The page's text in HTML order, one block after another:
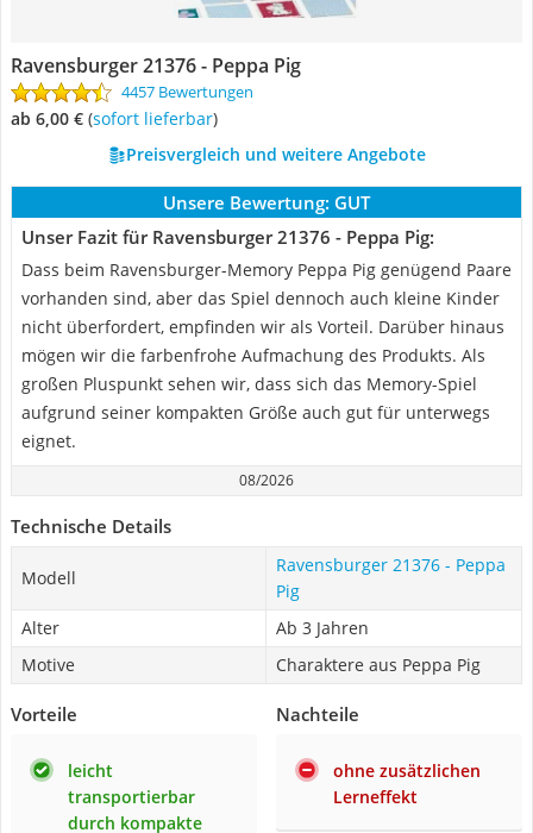
Ravensburger 21376 - Peppa Pig
4457 Bewertungen
ab 6,00 € ( Sofort lieferbar)
Preisvergleich und weitere Angebote
Unsere Bewertung: GUT
Unser Fazit für Ravensburger 21376 - Peppa Pig:
Dass beim Ravensburger-Memory Peppa Pig genügend Paare
vorhanden sind, aber das Spiel dennoch auch kleine Kinder
nicht überfordert, empfinden wir als Vorteil. Darüber hinaus
mögen wir die farbenfrohe Aufmachung des Produkts. Als
großen Pluspunkt sehen wir, dass sich das Memory-Spiel
aufgrund seiner kompakten Größe auch gut für unterwegs
eignet.
08/2026
Technische Details
Modell
Ravensburger 21376 - Peppa
Pig
Alter
Ab 3 Jahren
Motive
Charaktere aus Peppa Pig
Vorteile
leicht
transportierbar
durch kompakte
Nachteile
ohne zusätzlichen
Lerneffekt